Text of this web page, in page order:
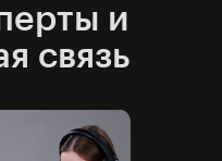
и
связь